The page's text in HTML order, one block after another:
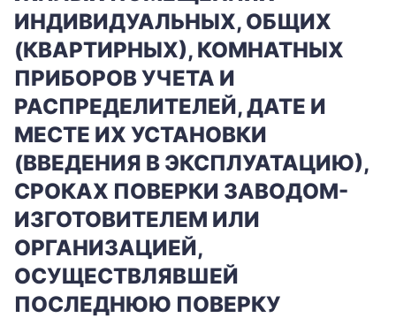
ИНДИВИДУАЛЬНЫХ, ОБЩИХ
(КВАРТИРНЫХ), КОМНАТНЫХ
ПРИБОРОВ УЧЕТА И
РАСПРЕДЕЛИТЕЛЕЙ, ДАТЕ И
МЕСТЕ ИХ УСТАНОВКИ
(ВВЕДЕНИЯ В ЭКСПЛУАТАЦИЮ),
СРОКАХ ПОВЕРКИ ЗАВОДОМ-
ИЗГОТОВИТЕЛЕМ ИЛИ
ОРГАНИЗАЦИЕЙ,
ОСУЩЕСТВЛЯВШЕЙ
ПОСЛЕДНЮЮ ПОВЕРКУ